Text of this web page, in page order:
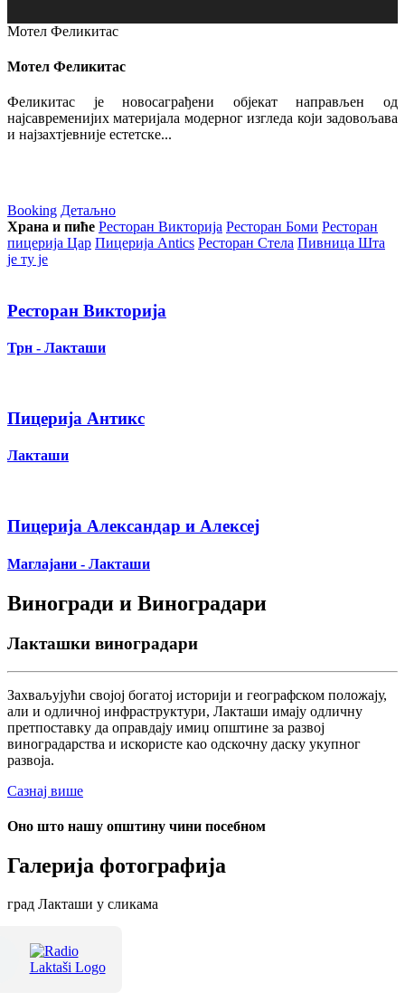
Мотел Феликитас
Мотел Феликитас
Феликитас је новосаграђени објекат направљен од
најсавременијих материјала модерног изгледа који задовољава
и најзахтјевније естетске...
Booking Детаљно
Храна и пиће Ресторан Викторија Ресторан Боми Ресторан
пицерија Цар Пицерија Аntics Ресторан Стела Пивница Шта
је ту је
Ресторан Викторија
Трн - Лакташи
Пицерија Антикс
Лакташи
Пицерија Александар и Алексеј
Маглајани - Лакташи
Виногради и Виноградари
Лакташки виноградари
Захваљујући својој богатој историји и географском положају,
али и одличној инфраструктури, Лакташи имају одличну
претпоставку да оправдају имиџ општине за развој
виноградарства и искористе као одскочну даску укупног
развоја.
Сазнај више
Оно што нашу општину чини посебном
Галерија фотографија
град Лакташи у сликама
Терме Лакташи